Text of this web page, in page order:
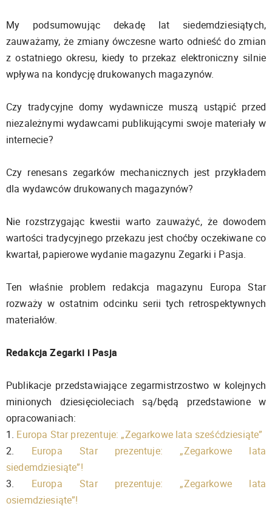
My podsumowując dekadę lat siedemdziesiątych,
zauważamy, że zmiany ówczesne warto odnieść do zmian
z ostatniego okresu, kiedy to przekaz elektroniczny silnie
wpływa na kondycję drukowanych magazynów.
Czy tradycyjne domy wydawnicze muszą ustąpić przed
niezależnymi wydawcami publikującymi swoje materiały w
internecie?
Czy renesans zegarków mechanicznych jest przykładem
dla wydawców drukowanych magazynów?
Nie rozstrzygając kwestii warto zauważyć, że dowodem
wartości tradycyjnego przekazu jest choćby oczekiwane co
kwartał, papierowe wydanie magazynu Zegarki i Pasja.
Ten właśnie problem redakcja magazynu Europa Star
rozważy w ostatnim odcinku serii tych retrospektywnych
materiałów.
Redakcja Zegarki i Pasja
Publikacje przedstawiające zegarmistrzostwo w kolejnych
minionych dziesięcioleciach są/będą przedstawione w
opracowaniach:
1. Europa Star prezentuje: „Zegarkowe lata sześćdziesiąte”
2. Europa Star prezentuje: „Zegarkowe lata
siedemdziesiąte”!
3. Europa Star prezentuje: „Zegarkowe lata
osiemdziesiąte”!